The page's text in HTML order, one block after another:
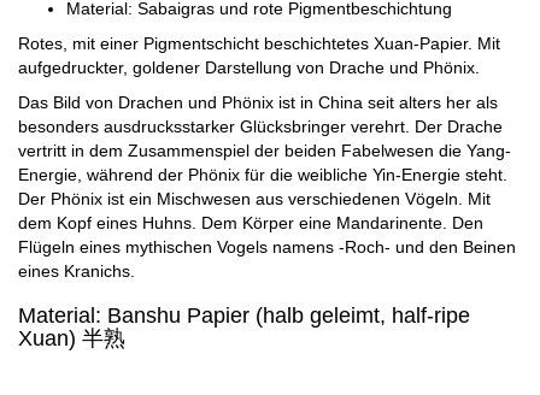
Material: Sabaigras und rote Pigmentbeschichtung
Rotes, mit einer Pigmentschicht beschichtetes Xuan-Papier. Mit
aufgedruckter, goldener Darstellung von Drache und Phönix.
Das Bild von Drachen und Phönix ist in China seit alters her als
besonders ausdrucksstarker Glücksbringer verehrt. Der Drache
vertritt in dem Zusammenspiel der beiden Fabelwesen die Yang-
Energie, während der Phönix für die weibliche Yin-Energie steht.
Der Phönix ist ein Mischwesen aus verschiedenen Vögeln. Mit
dem Kopf eines Huhns. Dem Körper eine Mandarinente. Den
Flügeln eines mythischen Vogels namens -Roch- und den Beinen
eines Kranichs.
Material: Banshu Papier (halb geleimt, half-ripe
Xuan) 半熟